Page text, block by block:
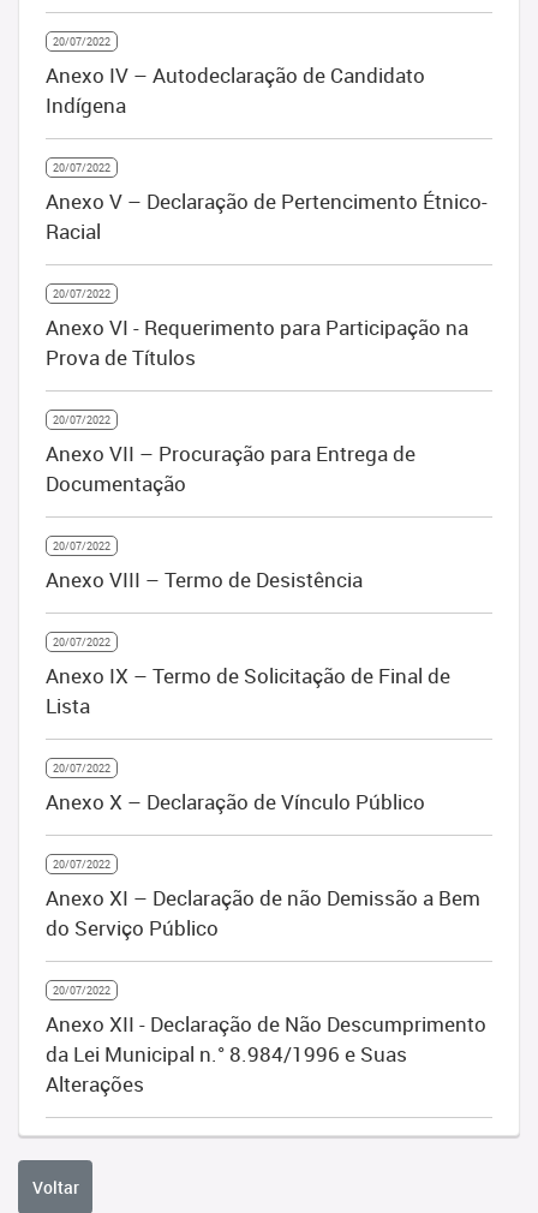
20/07/2022
Anexo IV – Autodeclaração de Candidato
Indígena
20/07/2022
Anexo V – Declaração de Pertencimento Étnico-
Racial
20/07/2022
Anexo VI - Requerimento para Participação na
Prova de Títulos
20/07/2022
Anexo VII – Procuração para Entrega de
Documentação
20/07/2022
Anexo VIII – Termo de Desistência
20/07/2022
Anexo IX – Termo de Solicitação de Final de
Lista
20/07/2022
Anexo X – Declaração de Vínculo Público
20/07/2022
Anexo XI – Declaração de não Demissão a Bem
do Serviço Público
20/07/2022
Anexo XII - Declaração de Não Descumprimento
da Lei Municipal n.° 8.984/1996 e Suas
Alterações
Voltar